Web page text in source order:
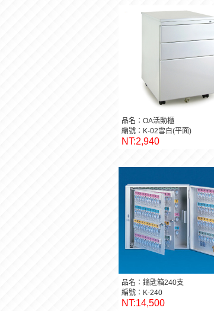
品名：OA活動櫃
編號：K-02雪白(平面)
NT:2,940
品名：鑰匙箱240支
編號：K-240
NT:14,500